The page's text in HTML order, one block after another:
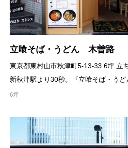
立喰そば・うどん 木曽路
東京都東村山市秋津町5-13-33 6坪 立
新秋津駅より30秒。『立喰そば・う
6坪